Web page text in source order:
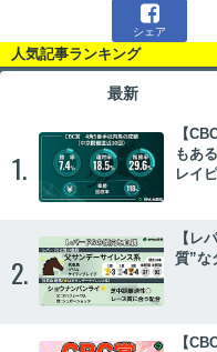

シェア
人気記事ランキング
最新
1.
【
もあ
レイ
2.
【レ
質”な
【